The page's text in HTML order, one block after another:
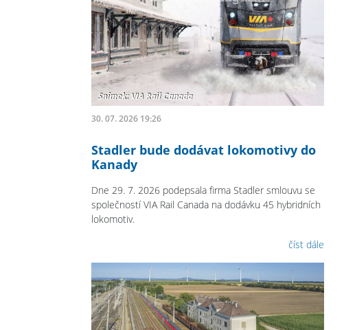
30. 07. 2026 19:26
Stadler bude dodávat lokomotivy do
Kanady
Dne 29. 7. 2026 podepsala firma Stadler smlouvu se
společností VIA Rail Canada na dodávku 45 hybridních
lokomotiv.
číst dále